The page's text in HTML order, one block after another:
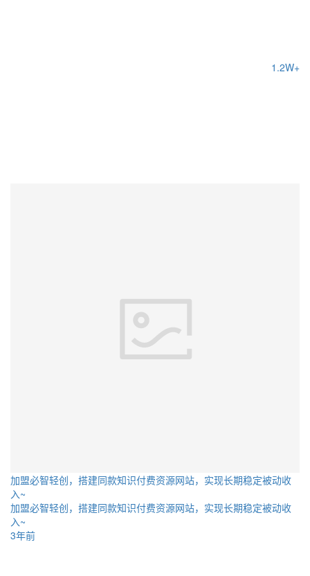
1.2W+
加盟必智轻创，搭建同款知识付费资源网站，实现长期稳定被动收
入~
加盟必智轻创，搭建同款知识付费资源网站，实现长期稳定被动收
入~
3年前